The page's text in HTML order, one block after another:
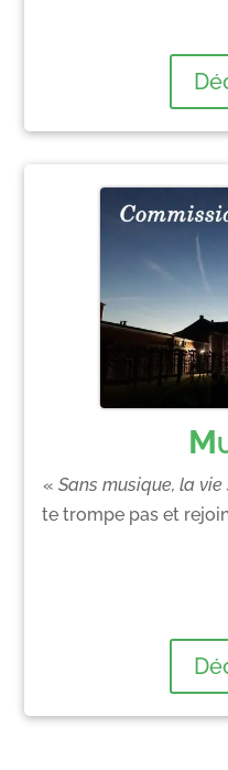
« Sans musique, la
te trompe pas et